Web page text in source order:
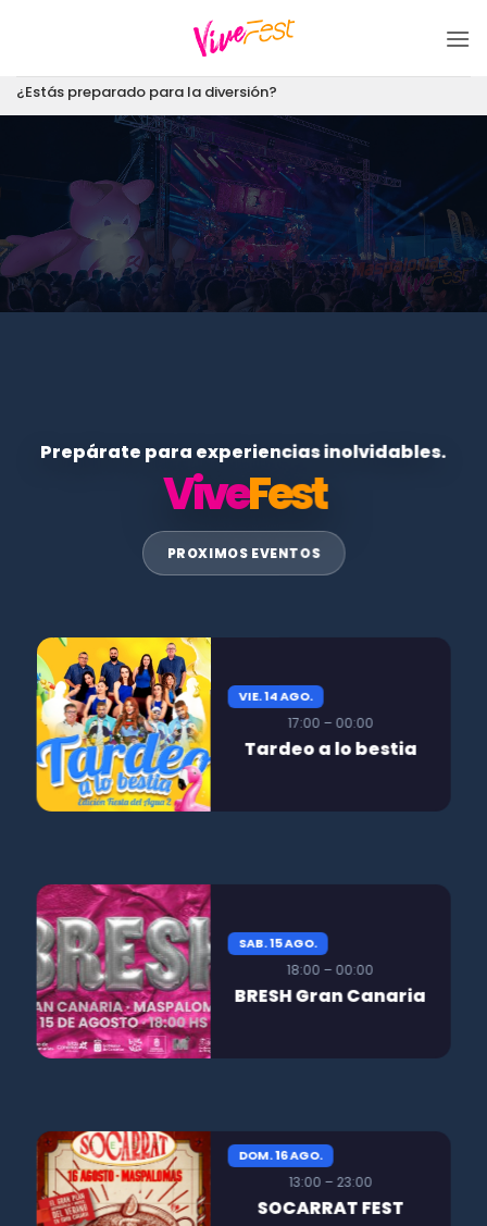
¿Estás preparado para la diversión?
Prepárate para experiencias inolvidables.
ViveFest
PROXIMOS EVENTOS
VIE. 14 AGO.
17:00 – 00:00
Tardeo a lo bestia
SAB. 15 AGO.
18:00 – 00:00
BRESH Gran Canaria
DOM. 16 AGO.
13:00 – 23:00
SOCARRAT FEST